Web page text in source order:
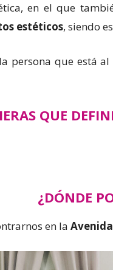
en el que
estéticos, siendo
persona que está
QUE
¿DÓNDE
en la